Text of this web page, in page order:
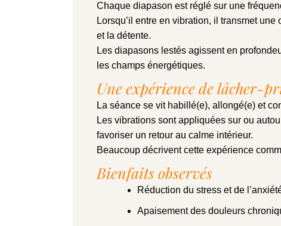
Chaque diapason est réglé sur une
Lorsqu’il entre en vibration, il transmet
et la détente.
Les diapasons lestés agissent en
les champs énergétiques.
Une expérience de lâcher-
La séance se vit habillé(e), allongé(e) et
Les vibrations sont appliquées sur ou
favoriser un retour au calme intérieur.
Beaucoup décrivent cette expérience
Bienfaits observés
Réduction du stress et de
Apaisement des douleurs